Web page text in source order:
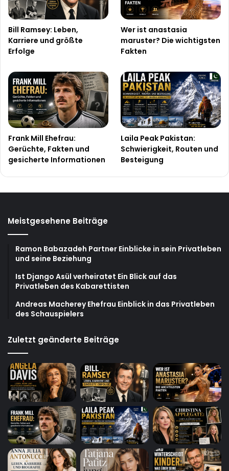
Bill Ramsey: Leben,
Karriere und größte
Erfolge
Wer ist anastasia
maruster? Die wichtigsten
Fakten
Frank Mill Ehefrau:
Gerüchte, Fakten und
gesicherte Informationen
Laila Peak Pakistan:
Schwierigkeit, Routen und
Besteigung
Meistgesehene Beiträge
Ramon Babazadeh Partner Einblicke in sein Privatleben
und seine Beziehung
Ist Django Asül verheiratet Ein Blick auf das
Privatleben des Kabarettisten
Andreas Macherey Ehefrau Einblick in das Privatleben
des Schauspielers
Zuletzt geänderte Beiträge